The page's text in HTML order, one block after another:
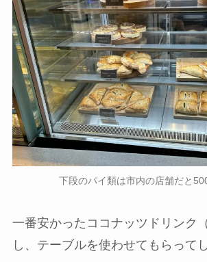
下段のパイ類は市内の店舗だと
一番安かったココナッツドリンク
し、テーブルを使わせてもらって